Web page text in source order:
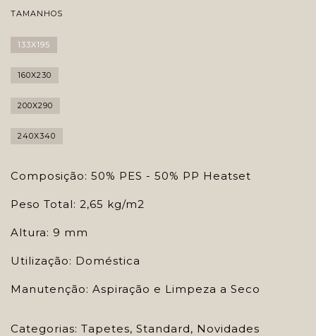
TAMANHOS
133X195
160X230
200X290
240X340
Composição: 50% PES - 50% PP Heatset
Peso Total: 2,65 kg/m2
Altura: 9 mm
Utilização: Doméstica
Manutenção: Aspiração e Limpeza a Seco
Categorias: Tapetes, Standard, Novidades